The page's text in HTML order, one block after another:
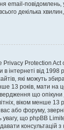
email-повідомлень,
декілька
Privacy Protection Act
в інтернеті від
які можуть
13 років, мати на
що опікуни
віком менше 13
або форуму,
увагу, що phpBB
консультацій